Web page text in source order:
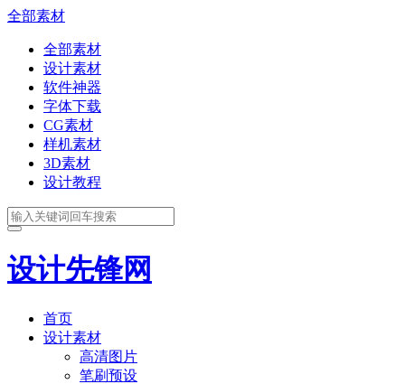
全部素材
全部素材
设计素材
软件神器
字体下载
CG素材
样机素材
3D素材
设计教程
设计先锋网
首页
设计素材
高清图片
笔刷预设